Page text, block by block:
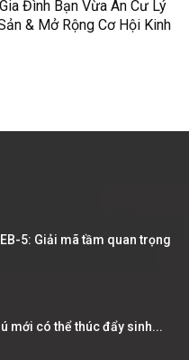
Đình Bạn Vừa An Cư Lý
& Mở Rộng Cơ Hội Kinh
5: Giải mã tầm quan trọng
mới có thể thúc đẩy sinh...